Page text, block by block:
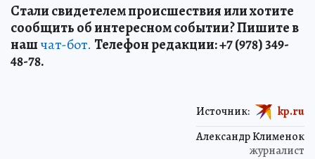
Стали свидетелем происшествия или хотите
сообщить об интересном событии? Пишите в
нашчат-бот. Телефон редакции: +7 (978) 349-
48-78.
Александр Клименок
журналист
Источник: kp.ru